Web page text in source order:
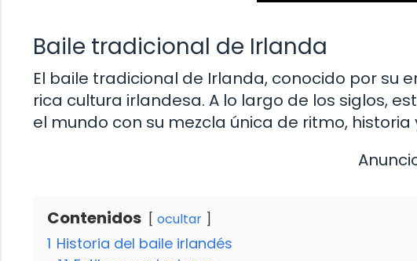
Baile tradicional de Irlanda
El baile tradicional de Irlanda, conocido por su
rica cultura irlandesa. A lo largo de los siglos,
el mundo con su mezcla única de ritmo, historia
Contenidos ocultar
1 Historia del baile irlandés